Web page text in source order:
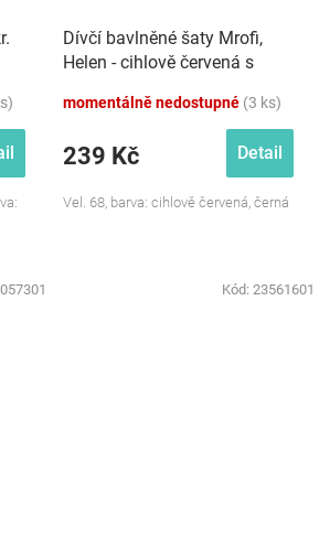
Dívčí bavlněné šaty Mrofi,
Helen - cihlově červená s
momentálně nedostupné (3 ks)
239 Kč Detail
Vel. 68, barva: cihlově červená, černá
Kód: 23561601